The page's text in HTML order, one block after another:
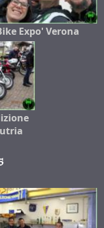
Expo' Verona